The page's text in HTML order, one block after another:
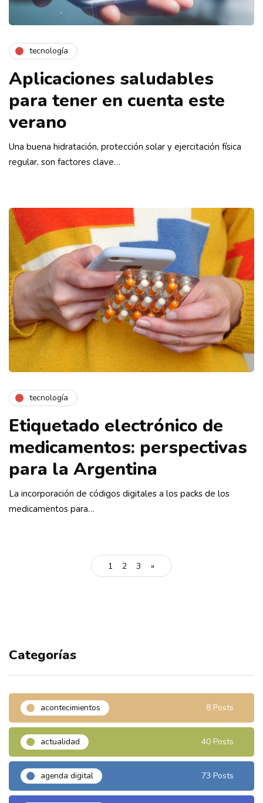
tecnología
Aplicaciones saludables
para tener en cuenta este
verano
Una buena hidratación, protección solar y ejercitación física
regular, son factores clave…
tecnología
Etiquetado electrónico de
medicamentos: perspectivas
para la Argentina
La incorporación de códigos digitales a los packs de los
medicamentos para…
1 2 3 »
Categorías
acontecimientos 8 Posts
actualidad 40 Posts
agenda digital 73 Posts